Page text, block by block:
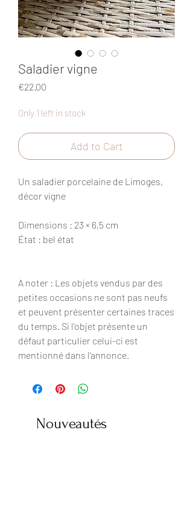
Saladier vigne
€22.00
Only 1 left in stock
Add to Cart
Un saladier porcelaine de Limoges,
décor vigne
Dimensions : 23 × 6,5 cm
État : bel état
A noter : Les objets vendus par des
petites occasions ne sont pas neufs
et peuvent présenter certaines traces
du temps. Si l'objet présente un
défaut particulier celui-ci est
mentionné dans l’annonce.
Nouveautés